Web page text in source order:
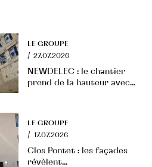
LE GROUPE
/ 27.07.2026
NEWDELEC : le chantier
prend de la hauteur avec...
LE GROUPE
/ 17.07.2026
Clos Pontet : les façades
révèlent...